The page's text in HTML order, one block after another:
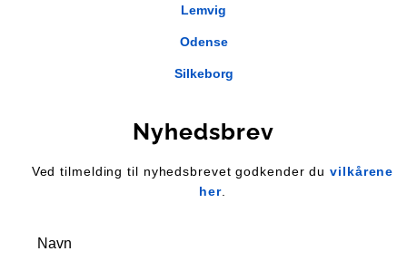
Lemvig
Odense
Silkeborg
Nyhedsbrev
Ved tilmelding til nyhedsbrevet godkender duvilkårene
her.
Navn